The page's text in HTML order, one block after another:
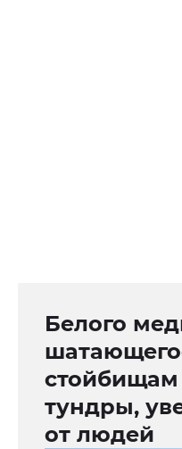
Белого
тундры,
от людей